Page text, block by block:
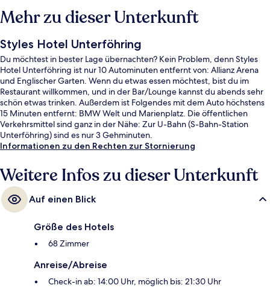
Mehr zu dieser Unterkunft
Styles Hotel Unterföhring
Du möchtest in bester Lage übernachten? Kein Problem, denn Styles
Hotel Unterföhring ist nur 10 Autominuten entfernt von: Allianz Arena
und Englischer Garten. Wenn du etwas essen möchtest, bist du im
Restaurant willkommen, und in der Bar/Lounge kannst du abends sehr
schön etwas trinken. Außerdem ist Folgendes mit dem Auto höchstens
15 Minuten entfernt: BMW Welt und Marienplatz. Die öffentlichen
Verkehrsmittel sind ganz in der Nähe: Zur U-Bahn (S-Bahn-Station
Unterföhring) sind es nur 3 Gehminuten.
Informationen zu den Rechten zur Stornierung
Weitere Infos zu dieser Unterkunft
Auf einen Blick
Größe des Hotels
68 Zimmer
Anreise/Abreise
Check-in ab: 14:00 Uhr, möglich bis: 21:30 Uhr